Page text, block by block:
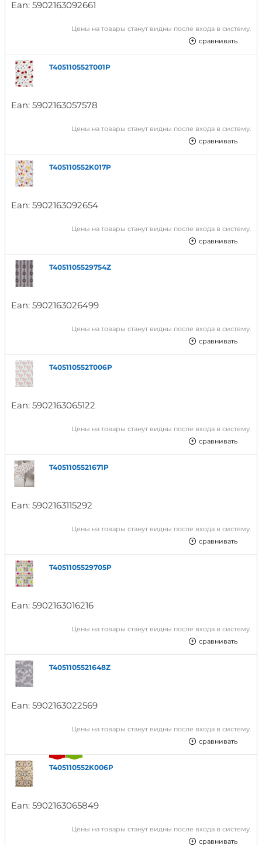
Ean: 5902163092661
Цены на товары станут видны после входа в систему.
сравнивать
T405110552T001P
Ean: 5902163057578
Цены на товары станут видны после входа в систему.
сравнивать
T405110552K017P
Ean: 5902163092654
Цены на товары станут видны после входа в систему.
сравнивать
T4051105529754Z
Ean: 5902163026499
Цены на товары станут видны после входа в систему.
сравнивать
T405110552T006P
Ean: 5902163065122
Цены на товары станут видны после входа в систему.
сравнивать
T4051105521671P
Ean: 5902163115292
Цены на товары станут видны после входа в систему.
сравнивать
T4051105529705P
Ean: 5902163016216
Цены на товары станут видны после входа в систему.
сравнивать
T4051105521648Z
Ean: 5902163022569
Цены на товары станут видны после входа в систему.
сравнивать
T405110552K006P
Ean: 5902163065849
Цены на товары станут видны после входа в систему.
сравнивать